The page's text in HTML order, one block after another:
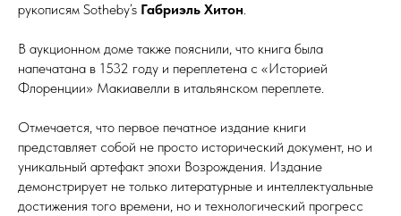
рукописям Sotheby’s Габриэль Хитон.
В аукционном доме также пояснили, что книга была
напечатана в 1532 году и переплетена с «Историей
Флоренции» Макиавелли в итальянском переплете.
Отмечается, что первое печатное издание книги
представляет собой не просто исторический документ, но и
уникальный артефакт эпохи Возрождения. Издание
демонстрирует не только литературные и интеллектуальные
достижения того времени, но и технологический прогресс